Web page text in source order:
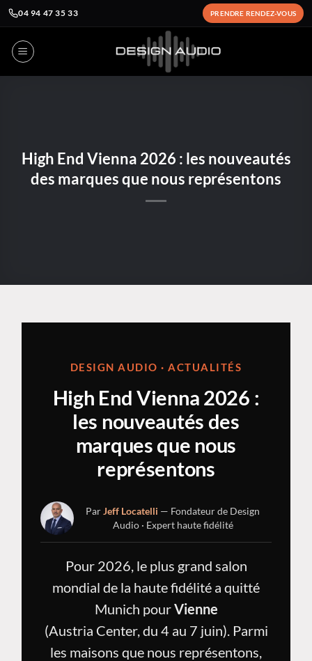
04 94 47 35 33 PRENDRE RENDEZ-VOUS
High End Vienna 2026 : les nouveautés
des marques que nous représentons
DESIGN AUDIO · ACTUALITÉS
High End Vienna 2026 :
les nouveautés des
marques que nous
représentons
ParJeff Locatelli — Fondateur de Design
Audio · Expert haute fidélité
Pour 2026, le plus grand salon
mondial de la haute fidélité a quitté
Munich pourVienne
(Austria Center, du 4 au 7 juin). Parmi
les maisons que nous représentons,